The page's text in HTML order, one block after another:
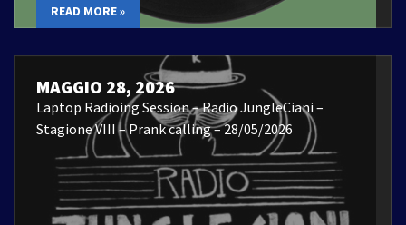
READ MORE »
MAGGIO 28, 2026
Laptop Radioing Session – Radio JungleCiani –
Stagione VIII – Prank calling – 28/05/2026